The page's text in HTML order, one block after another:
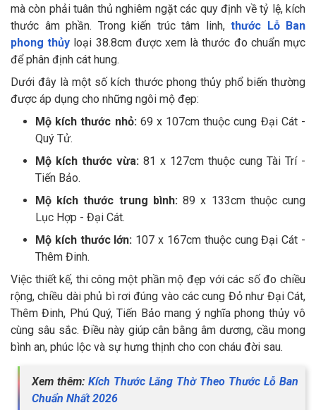
mà còn phải tuân thủ nghiêm ngặt các quy định về tỷ lệ, kích
thước âm phần. Trong kiến trúc tâm linh, thước Lỗ Ban
phong thủy loại 38.8cm được xem là thước đo chuẩn mực
để phân định cát hung.
Dưới đây là một số kích thước phong thủy phổ biến thường
được áp dụng cho những ngôi mộ đẹp:
Mộ kích thước nhỏ: 69 x 107cm thuộc cung Đại Cát -
Quý Tử.
Mộ kích thước vừa: 81 x 127cm thuộc cung Tài Trí -
Tiến Bảo.
Mộ kích thước trung bình:89 x 133cm thuộc cung
Lục Hợp - Đại Cát.
Mộ kích thước lớn: 107 x 167cm thuộc cung Đại Cát -
Thêm Đinh.
Việc thiết kế, thi công một phần mộ đẹp với các số đo chiều
rộng, chiều dài phủ bì rơi đúng vào các cung Đỏ như Đại Cát,
Thêm Đinh, Phú Quý, Tiến Bảo mang ý nghĩa phong thủy vô
cùng sâu sắc. Điều này giúp cân bằng âm dương, cầu mong
bình an, phúc lộc và sự hưng thịnh cho con cháu đời sau.
Xem thêm: Kích Thước Lăng Thờ Theo Thước Lỗ Ban
Chuẩn Nhất 2026